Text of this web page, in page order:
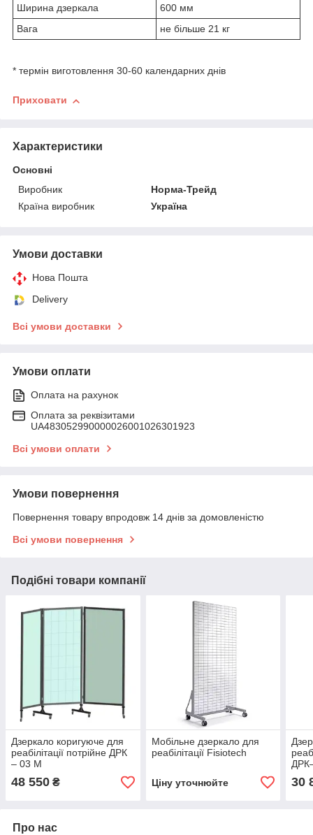
Ширина дзеркала
600 мм
Вага
не більше 21 кг
* термін виготовлення 30-60 календарних днів
Приховати
Характеристики
Основні
Виробник
Норма-Трейд
Країна виробник
Україна
Умови доставки
Нова Пошта
Delivery
Всі умови доставки
Умови оплати
Оплата на рахунок
Оплата за реквізитами
UA483052990000026001026301923
Всі умови оплати
Умови повернення
Повернення товару впродовж 14 днів за домовленістю
Всі умови повернення
Подібні товари компанії
Дзеркало коригуюче для
реабілітації потрійне ДРК
– 03 М
48 550 ₴
Мобільне дзеркало для
реабілітації Fisiotech
Ціну уточнюйте 30
Про нас